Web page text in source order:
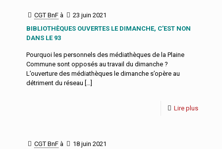
CGT BnF à
23 juin 2021
BIBLIOTHÈQUES OUVERTES LE DIMANCHE, C’EST NON
DANS LE 93
Pourquoi les personnels des médiathèques de la Plaine
Commune sont opposés au travail du dimanche ?
L’ouverture des médiathèques le dimanche s’opère au
détriment du réseau […]
Lire plus
CGT BnF à
18 juin 2021